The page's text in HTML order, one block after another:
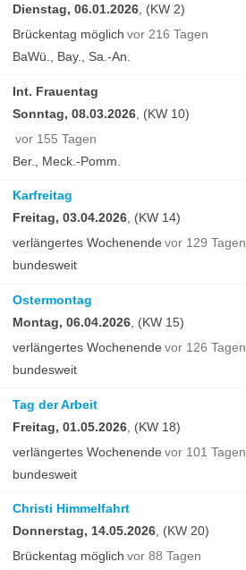
Dienstag, 06.01.2026 , (KW 2)
Brückentag möglich vor 216 Tagen
BaWü., Bay., Sa.-An.
Int. Frauentag
Sonntag, 08.03.2026 , (KW 10)
vor 155 Tagen
Ber., Meck.-Pomm.
Karfreitag
Freitag, 03.04.2026, (KW 14)
verlängertes Wochenende vor 129 Tagen
bundesweit
Ostermontag
Montag, 06.04.2026 , (KW 15)
verlängertes Wochenende vor 126 Tagen
bundesweit
Tag der Arbeit
Freitag, 01.05.2026 , (KW 18)
verlängertes Wochenende vor 101 Tagen
bundesweit
Christi Himmelfahrt
Donnerstag, 14.05.2026 , (KW 20)
Brückentag möglich vor 88 Tagen